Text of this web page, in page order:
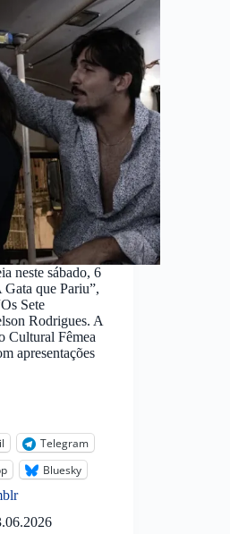
neste sábado, 6
que Pariu”,
Sete
Rodrigues. A
Cultural Fêmea
apresentações
Telegram
Bluesky